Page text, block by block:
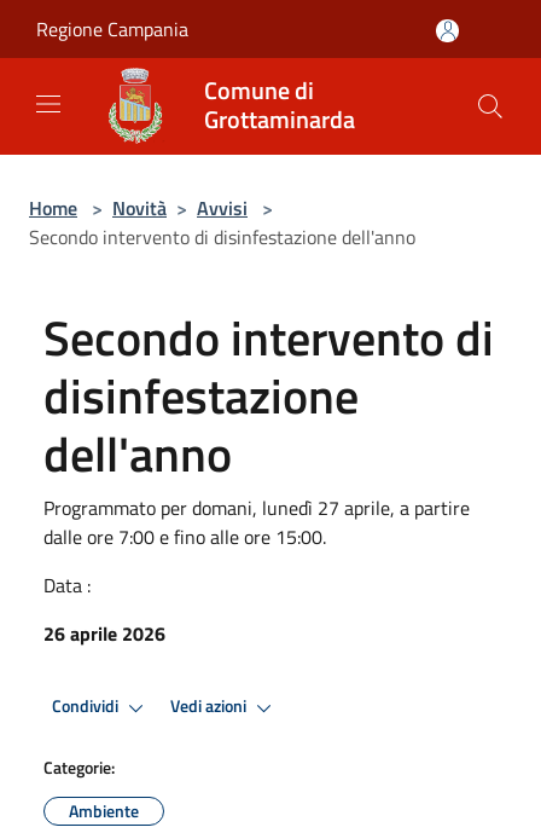
Regione Campania
Comune di
Grottaminarda
Home > Novità > Avvisi >
Secondo intervento di disinfestazione dell'anno
Secondo intervento di
disinfestazione
dell'anno
Programmato per domani, lunedì 27 aprile, a partire
dalle ore 7:00 e fino alle ore 15:00.
Data :
26 aprile 2026
Condividi Vedi azioni
Categorie:
Ambiente